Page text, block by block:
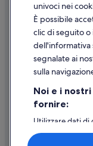
Assistenza clienti
Contattaci
Come cancellare un
Come modificare la
Utilizzare un coupon
Documenti per i
univoci nei
È possibile
clic di seguito o
dell'informativa
segnalate ai
sulla
Noi e i
fornire:
Utilizzare dati di
delle